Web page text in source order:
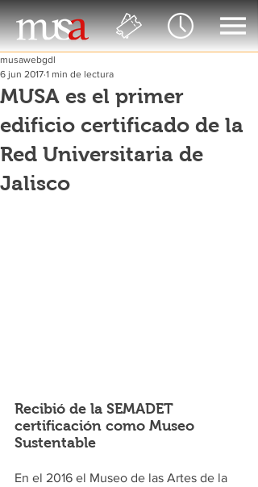
MUSA es el primer
edificio certificado de la
Red Universitaria de
Jalisco
musawebgdl
6 jun 2017 1 min de lectura
Recibió de la SEMADET
certificación como Museo
Sustentable
En el 2016 el Museo de las Artes de la